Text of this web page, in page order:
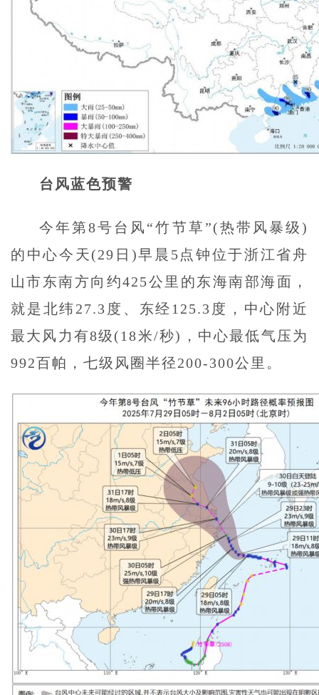
台风蓝色预警
今年第8号台风“竹节草”(热带风暴级)
的中心今天(29日)早晨5点钟位于浙江省舟
山市东南方向约425公里的东海南部海面，
就是北纬27.3度、东经125.3度，中心附近
最大风力有8级(18米/秒)，中心最低气压为
992百帕，七级风圈半径200-300公里。